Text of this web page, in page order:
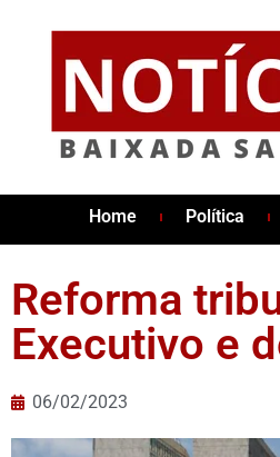
Home Política
Reforma
Executivo e
06/02/2023